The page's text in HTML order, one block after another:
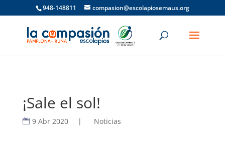
948-148811 compasion@escolapiosemaus.org
¡Sale el sol!
9 Abr 2020 | Noticias